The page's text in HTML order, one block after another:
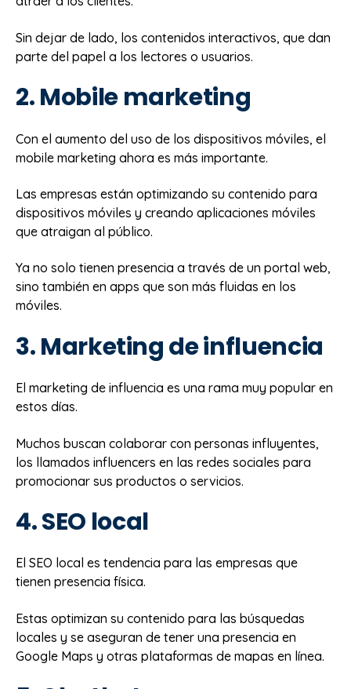
Sin dejar de lado, los contenidos interactivos, que dan
parte del papel a los lectores o usuarios.
2. Mobile marketing
Con el aumento del uso de los dispositivos móviles, el
mobile marketing ahora es más importante.
Las empresas están optimizando su contenido para
dispositivos móviles y creando aplicaciones móviles
que atraigan al público.
Ya no solo tienen presencia a través de un portal web,
sino también en apps que son más fluidas en los
móviles.
3. Marketing de influencia
El marketing de influencia es una rama muy popular en
estos días.
Muchos buscan colaborar con personas influyentes,
los llamados influencers en las redes sociales para
promocionar sus productos o servicios.
4. SEO local
El SEO local es tendencia para las empresas que
tienen presencia física.
Estas optimizan su contenido para las búsquedas
locales y se aseguran de tener una presencia en
Google Maps y otras plataformas de mapas en línea.